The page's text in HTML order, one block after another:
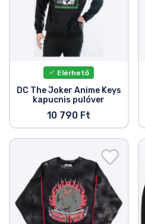
Elérhető
DC The Joker Anime Keys
kapucnis pulóver
10 790 Ft